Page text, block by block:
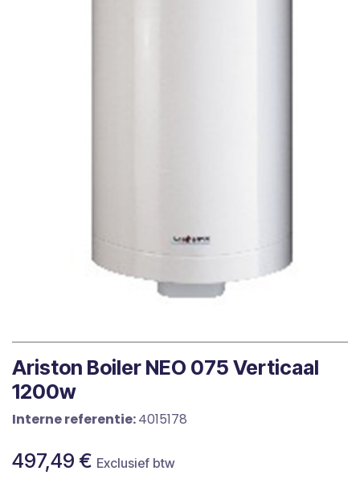
Ariston Boiler NEO 075 Verticaal
1200w
Interne referentie:4015178
497,49 € Exclusief btw